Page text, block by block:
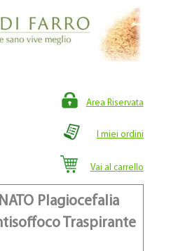
Area Riservata
I miei ordini
Vai al carrello
Plagiocefalia
Traspirante